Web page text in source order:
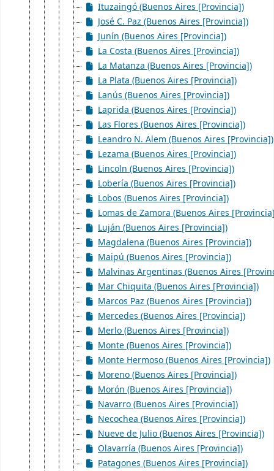
Ituzaingó (Buenos Aires [Provincia])
José C. Paz (Buenos Aires [Provincia])
Junín (Buenos Aires [Provincia])
La Costa (Buenos Aires [Provincia])
La Matanza (Buenos Aires [Provincia])
La Plata (Buenos Aires [Provincia])
Lanús (Buenos Aires [Provincia])
Laprida (Buenos Aires [Provincia])
Las Flores (Buenos Aires [Provincia])
Leandro N. Alem (Buenos Aires [Provincia])
Lezama (Buenos Aires [Provincia])
Lincoln (Buenos Aires [Provincia])
Lobería (Buenos Aires [Provincia])
Lobos (Buenos Aires [Provincia])
Lomas de Zamora (Buenos Aires
Luján (Buenos Aires [Provincia])
Magdalena (Buenos Aires [Provincia])
Maipú (Buenos Aires [Provincia])
Malvinas Argentinas (Buenos Aires
Mar Chiquita (Buenos Aires [Provincia])
Marcos Paz (Buenos Aires [Provincia])
Mercedes (Buenos Aires [Provincia])
Merlo (Buenos Aires [Provincia])
Monte (Buenos Aires [Provincia])
Monte Hermoso (Buenos Aires [Provincia])
Moreno (Buenos Aires [Provincia])
Morón (Buenos Aires [Provincia])
Navarro (Buenos Aires [Provincia])
Necochea (Buenos Aires [Provincia])
Nueve de Julio (Buenos Aires [Provincia])
Olavarría (Buenos Aires [Provincia])
Patagones (Buenos Aires [Provincia])